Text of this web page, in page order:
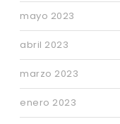
mayo 2023
abril 2023
marzo 2023
enero 2023